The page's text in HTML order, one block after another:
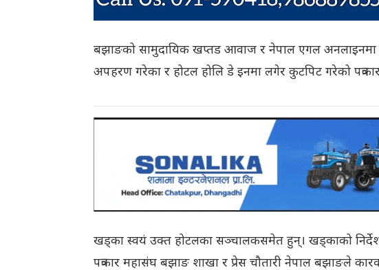
बझाङको सामुदायिक खप्तड आवाज र नेपाल एगल अनलाइनमा
अपहरण गरेका र होटल होलि डे इनमा लगेर कुटपिट गरेको
खड्का स्वयं उक्त होटलका सञ्चालकसमेत हुन्। खड्काको
पत्रकार महासंघ बझाङ शाखा र प्रेस चौतारी नेपाल बझाङले